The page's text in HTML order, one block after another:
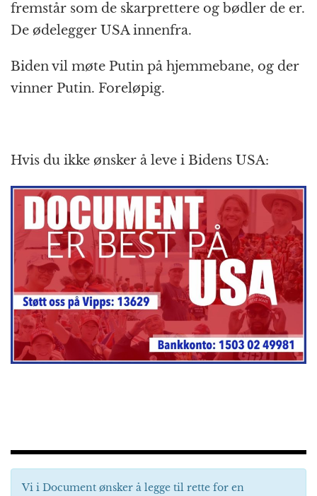
fremstår som de skarprettere og bødler de er.
De ødelegger USA innenfra.
Biden vil møte Putin på hjemmebane, og der
vinner Putin. Foreløpig.
Hvis du ikke ønsker å leve i Bidens USA:
Vi i Document ønsker å legge til rette for en